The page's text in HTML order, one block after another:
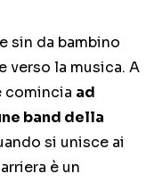
sin da bambino
verso la musica. A
comincia ad
band della
si unisce ai
è un